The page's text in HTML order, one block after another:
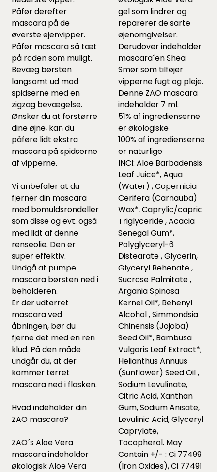
Påfør derefter
mascara på de
øverste øjenvipper.
Påfør mascara så tæt
på roden som muligt.
Bevæg børsten
langsomt ud mod
spidserne med en
zigzag bevægelse.
Ønsker du at forstørre
dine øjne, kan du
påføre lidt ekstra
mascara på spidserne
af vipperne.
Vi anbefaler at du
fjerner din mascara
med bomuldsrondeller
somdisseog evt. også
med lidt af denne
renseolie. Den er
super effektiv.
Undgå at pumpe
mascara børsten ned i
beholderen.
Er der udtørret
mascara ved
åbningen, bør du
fjerne det med en ren
klud. På den måde
undgår du, at der
kommer tørret
mascara ned i flasken.
Hvad indeholder din
ZAO mascara?
ZAO´s Aloe Vera
mascara indeholder
økologisk Aloe Vera
gel som lindrer og
reparerer de sarte
øjenomgivelser.
Derudover indeholder
mascara´en Shea
Smør som tilføjer
vipperne fugt og pleje.
Denne ZAO mascara
indeholder 7 ml.
51% af ingredienserne
er økologiske
100% af ingredienserne
er naturlige
INCI: Aloe Barbadensis
Leaf Juice*, Aqua
(Water) , Copernicia
Cerifera (Carnauba)
Wax*, Caprylic/capric
Triglyceride , Acacia
Senegal Gum*,
Polyglyceryl-6
Distearate , Glycerin,
Glyceryl Behenate ,
Sucrose Palmitate ,
Argania Spinosa
Kernel Oil*, Behenyl
Alcohol , Simmondsia
Chinensis (Jojoba)
Seed Oil*, Bambusa
Vulgaris Leaf Extract*,
Helianthus Annuus
(Sunflower) Seed Oil ,
Sodium Levulinate,
Citric Acid, Xanthan
Gum, Sodium Anisate,
Levulinic Acid, Glyceryl
Caprylate,
Tocopherol. May
Contain +/- : Ci 77499
(Iron Oxides), Ci 77491